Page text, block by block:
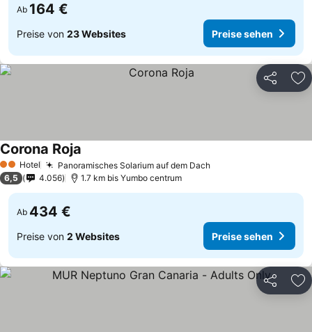
Ab 164 €
Preise von 23 Websites Preise sehen
Teilen
2 Sterne
Hotel Panoramisches Solarium auf dem DachPreise sehen
Corona Roja
6,5 4.056 1.7 km bis Yumbo centrum
Ab 434 €
Preise von 2 Websites Preise sehen
Teilen